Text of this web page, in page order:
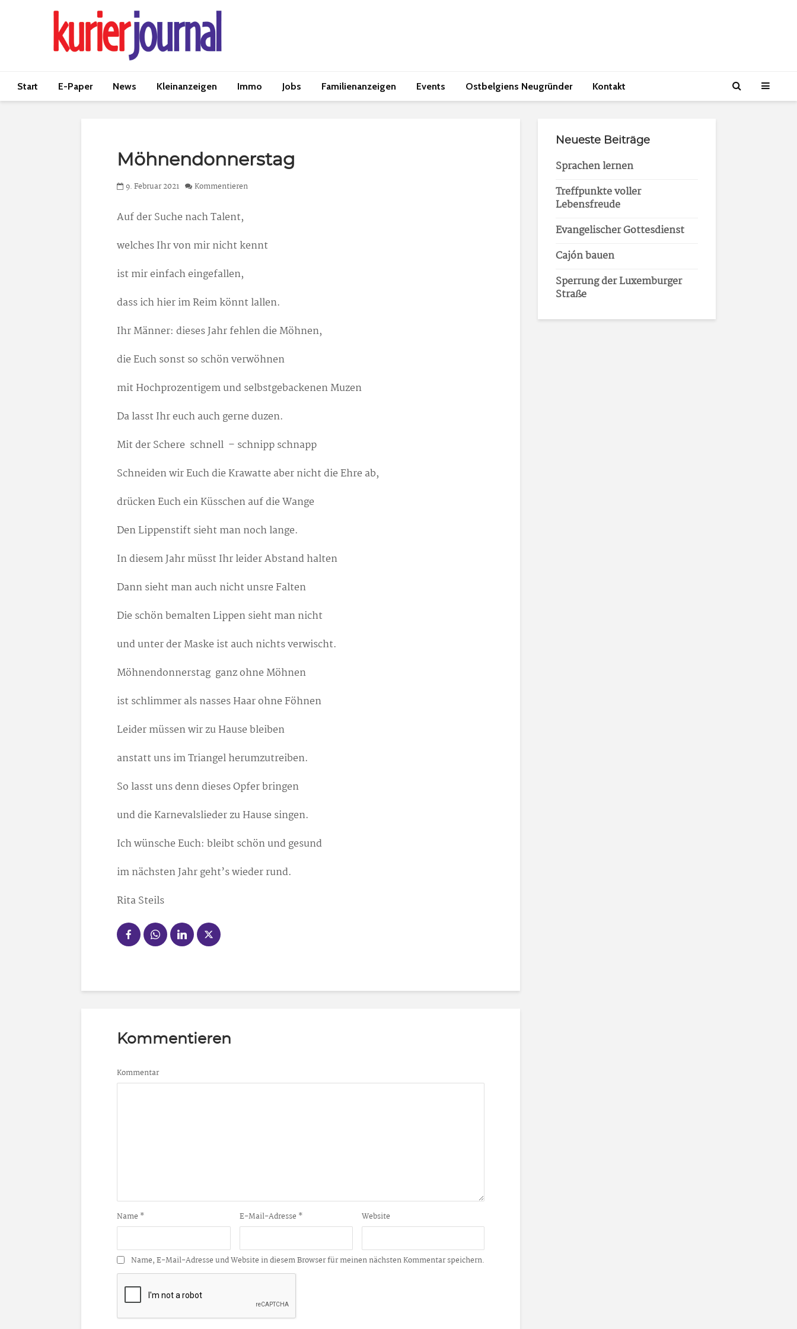
Start E-Paper News Kleinanzeigen Immo Jobs Familienanzeigen Events Ostbelgiens Neugründer Kontakt
Möhnendonnerstag
9. Februar 2021 Kommentieren
Auf der Suche nach Talent,
welches Ihr von mir nicht kennt
ist mir einfach eingefallen,
dass ich hier im Reim könnt lallen.
Ihr Männer: dieses Jahr fehlen die Möhnen,
die Euch sonst so schön verwöhnen
mit Hochprozentigem und selbstgebackenen Muzen
Da lasst Ihr euch auch gerne duzen.
Mit der Schere schnell – schnipp schnapp
Schneiden wir Euch die Krawatte aber nicht die Ehre ab,
drücken Euch ein Küsschen auf die Wange
Den Lippenstift sieht man noch lange.
In diesem Jahr müsst Ihr leider Abstand halten
Dann sieht man auch nicht unsre Falten
Die schön bemalten Lippen sieht man nicht
und unter der Maske ist auch nichts verwischt.
Möhnendonnerstag ganz ohne Möhnen
ist schlimmer als nasses Haar ohne Föhnen
Leider müssen wir zu Hause bleiben
anstatt uns im Triangel herumzutreiben.
So lasst uns denn dieses Opfer bringen
und die Karnevalslieder zu Hause singen.
Ich wünsche Euch: bleibt schön und gesund
im nächsten Jahr geht’s wieder rund.
Rita Steils
Kommentieren
Kommentar
Name * E-Mail-Adresse * Website
Name, E-Mail-Adresse und Website in diesem Browser für meinen nächsten Kommentar speichern.
Neueste Beiträge
Sprachen lernen
Treffpunkte voller
Lebensfreude
Evangelischer Gottesdienst
Cajón bauen
Sperrung der Luxemburger
Straße